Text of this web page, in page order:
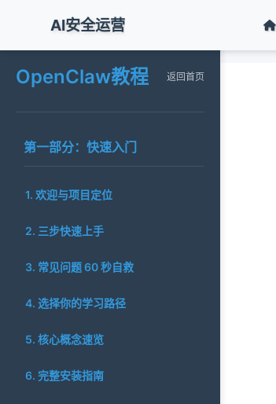
AI安全运营
返回首页
OpenClaw教程 返回首页
第一部分：快速入门
1. 欢迎与项目定位
2. 三步快速上手
3. 常见问题 60 秒自救
4. 选择你的学习路径
5. 核心概念速览
6. 完整安装指南